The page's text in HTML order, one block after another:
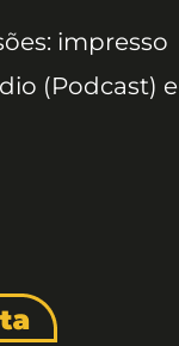
impresso
(Podcast) e